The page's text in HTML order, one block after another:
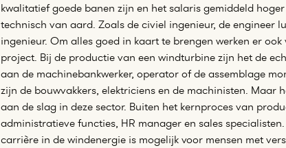
kwalitatief goede banen zijn en het salaris gemiddeld
technisch van aard. Zoals de civiel ingenieur, de engineer
ingenieur. Om alles goed in kaart te brengen werken er
project. Bij de productie van een windturbine zijn het de
aan de machinebankwerker, operator of de assemblage
zijn de bouwvakkers, elektriciens en de machinisten. Maar
aan de slag in deze sector. Buiten het kernproces van
administratieve functies, HR manager en sales
carrière in de windenergie is mogelijk voor mensen met